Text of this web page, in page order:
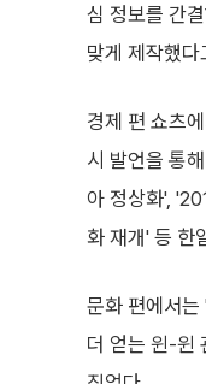
심 정보를 간
맞게 제작했
경제 편 쇼츠
시 발언을 통
아 정상화',
화 재개' 등 한
문화 편에서는
더 얻는 윈-윈